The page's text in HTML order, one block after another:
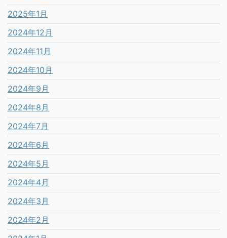
2025年1月
2024年12月
2024年11月
2024年10月
2024年9月
2024年8月
2024年7月
2024年6月
2024年5月
2024年4月
2024年3月
2024年2月